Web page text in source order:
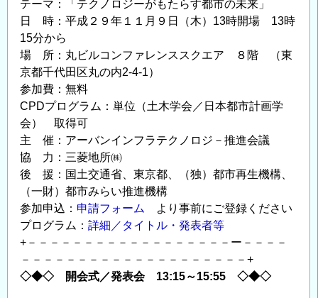
テーマ：「テクノロジーがもたらす都市の未来」
日 時：平成２９年１１月９日（木）13時開場 13時
15分から
場 所：丸ビルコンファレンススクエア ８階 （東
京都千代田区丸の内2-4-1）
参加費：無料
CPDプログラム：単位（土木学会／日本都市計画学
会） 取得可
主 催：アーバンインフラテクノロジ－推進会議
協 力：三菱地所㈱
後 援：国土交通省、東京都、（独）都市再生機構、
（一財）都市みらい推進機構
参加申込： 申請フォーム
より事前にご登録ください
プログラム： 詳細／タイトル・発表者等
+－－－－－－－－－－－－－－－－－－ー－－－－
－－－－－－－－－－－－－－－－－－－－+
◇◆◇ 開会式／発表会 13:15～15:55 ◇◆◇